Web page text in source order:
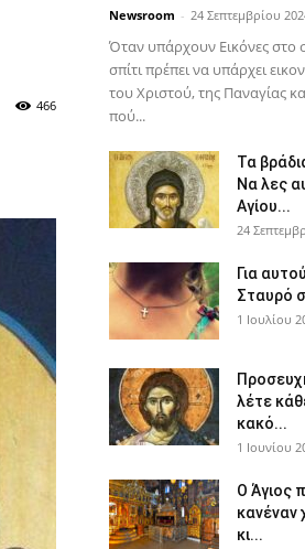
466
Newsroom - 24 Σεπτεμβρίου
Όταν υπάρχουν Εικόνες στο
σπίτι πρέπει να υπάρχει
του Χριστού, της Παν­αγίας
πού...
Τα
Να λες
Αγίου...
24
Για
Σταυρό
1 Ιουλίου
λέτε
κακό...
1 Ιουνίου
Ο Άγιος
κανέναν
κι...